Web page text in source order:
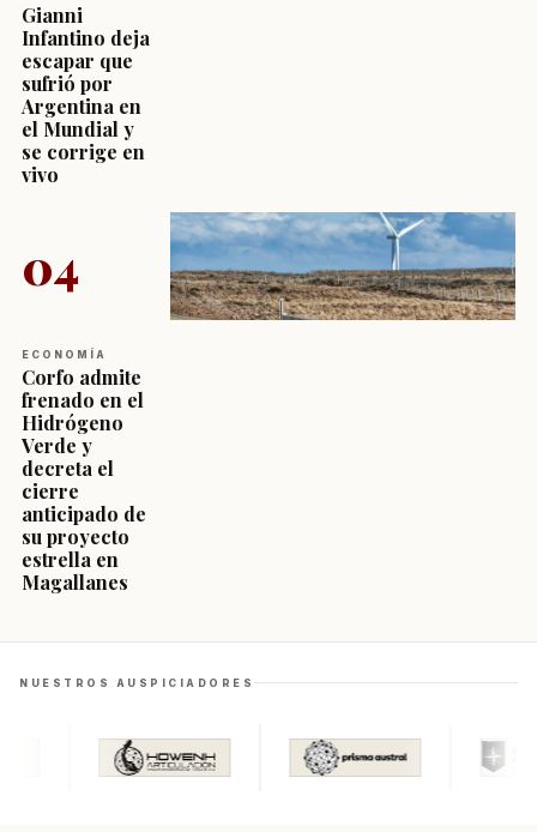
Gianni
Infantino deja
escapar que
sufrió por
Argentina en
el Mundial y
se corrige en
vivo
04
ECONOMÍA
Corfo admite
frenado en el
Hidrógeno
Verde y
decreta el
cierre
anticipado de
su proyecto
estrella en
Magallanes
NUESTROS AUSPICIADORES